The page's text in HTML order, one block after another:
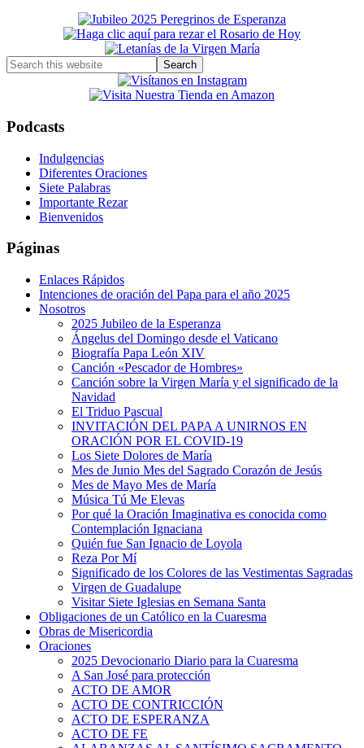
Primary
Sidebar
Search
this
Podcasts
Indulgencias
Diferentes Oraciones
Siete Palabras
Importante Rezar
Bienvenidos
Páginas
Enlaces Rápidos
Intenciones de oración del Papa para el año 2025
Nosotros
2025 Jubileo de la Esperanza
Ángelus del Domingo desde el Vaticano
Biografía Papa León XIV
Canción «Pescador de Hombres»
Canción sobre la Virgen María y el significado de la
Navidad
El Triduo Pascual
INVITACIÓN DEL PAPA A UNIRNOS EN
ORACIÓN POR EL COVID-19
Los Siete Dolores de María
Mes de Junio Mes del Sagrado Corazón de Jesús
Mes de Mayo Mes de María
Música Tú Me Elevas
Por qué la Oración Imaginativa es conocida como
Contemplación Ignaciana
Quién fue San Ignacio de Loyola
Reza Por Mí
Significado de los Colores de las Vestimentas Sagradas
Virgen de Guadalupe
Visitar Siete Iglesias en Semana Santa
Obligaciones de un Católico en la Cuaresma
Obras de Misericordia
Oraciones
2025 Devocionario Diario para la Cuaresma
A San José para protección
ACTO DE AMOR
ACTO DE CONTRICCIÓN
ACTO DE ESPERANZA
ACTO DE FE